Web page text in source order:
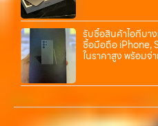
รับซื้อสินค้าไอทีบา
ซื้อมือถือ iPhone,
ในราคาสูง พร้อมจ่